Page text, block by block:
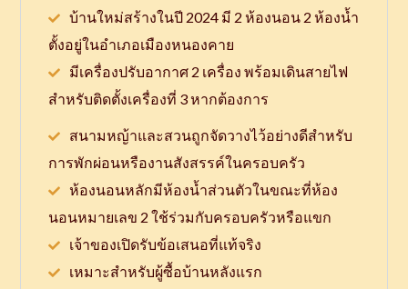
บ้านใหม่สร้างในปี 2024 มี 2 ห้องนอน 2 ห้องน้ำ
ตั้งอยู่ในอำเภอเมืองหนองคาย
มีเครื่องปรับอากาศ 2 เครื่อง พร้อมเดินสายไฟ
สำหรับติดตั้งเครื่องที่ 3 หากต้องการ
สนามหญ้าและสวนถูกจัดวางไว้อย่างดีสำหรับ
การพักผ่อนหรืองานสังสรรค์ในครอบครัว
ห้องนอนหลักมีห้องน้ำส่วนตัวในขณะที่ห้อง
นอนหมายเลข 2 ใช้ร่วมกับครอบครัวหรือแขก
เจ้าของเปิดรับข้อเสนอที่แท้จริง
เหมาะสำหรับผู้ซื้อบ้านหลังแรก